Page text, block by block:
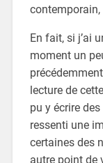
En fait, si j’ai
moment un
lecture de
pu y écrire
ressenti une
certaines des
autre point de